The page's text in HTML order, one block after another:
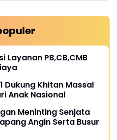
Layanan PB,CB,CMB
Dukung Khitan Massal
Anak Nasional
Meninting Senjata
Angin Serta Busur